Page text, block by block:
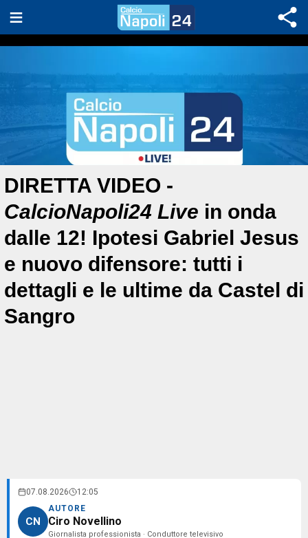
DIRETTA VIDEO -
CalcioNapoli24 Live in onda
dalle 12! Ipotesi Gabriel Jesus
e nuovo difensore: tutti i
dettagli e le ultime da Castel di
Sangro
07.08.2026 12:05
CN
AUTORE
Ciro Novellino
Giornalista professionista · Conduttore televisivo